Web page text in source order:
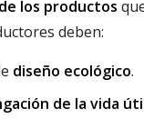
los productos
deben:
diseño ecológico.
de la vida